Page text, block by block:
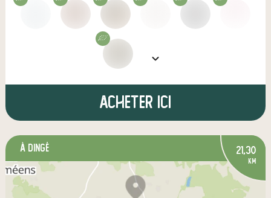
Acheter ici
à Dingé 21,30
km